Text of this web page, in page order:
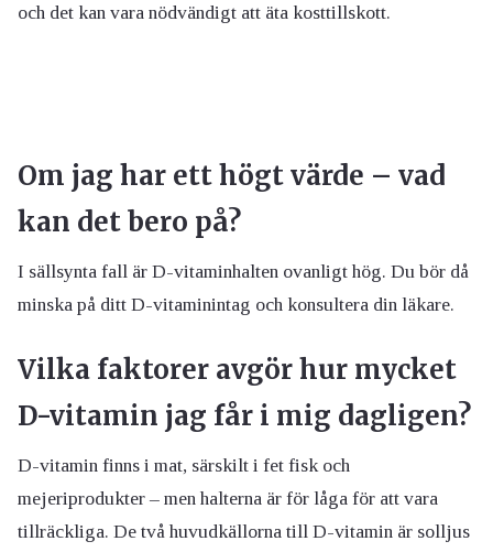
och det kan vara nödvändigt att äta kosttillskott.
Om jag har ett högt värde – vad
kan det bero på?
I sällsynta fall är D-vitaminhalten ovanligt hög. Du bör då
minska på ditt D-vitaminintag och konsultera din läkare.
Vilka faktorer avgör hur mycket
D-vitamin jag får i mig dagligen?
D-vitamin finns i mat, särskilt i fet fisk och
mejeriprodukter – men halterna är för låga för att vara
tillräckliga. De två huvudkällorna till D-vitamin är solljus